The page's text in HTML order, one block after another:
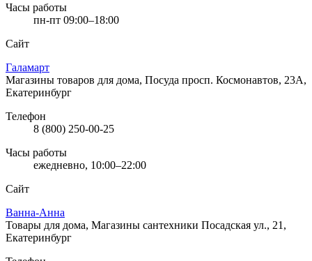
Часы работы
пн-пт 09:00–18:00
Сайт
Галамарт
Магазины товаров для дома, Посуда просп. Космонавтов, 23А,
Екатеринбург
Телефон
8 (800) 250-00-25
Часы работы
ежедневно, 10:00–22:00
Сайт
Ванна-Анна
Товары для дома, Магазины сантехники Посадская ул., 21,
Екатеринбург